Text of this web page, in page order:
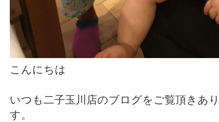
こんにちは
いつも二子玉川店のブログをご覧頂きあ
す。